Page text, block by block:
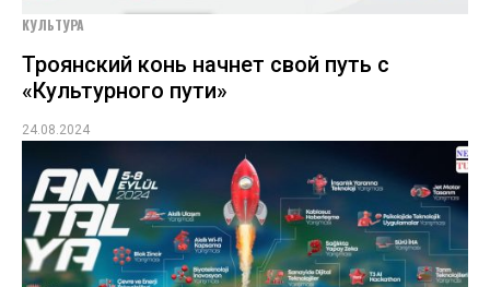
КУЛЬТУРА
Троянский конь начнет свой путь с
«Культурного пути»
24.08.2024